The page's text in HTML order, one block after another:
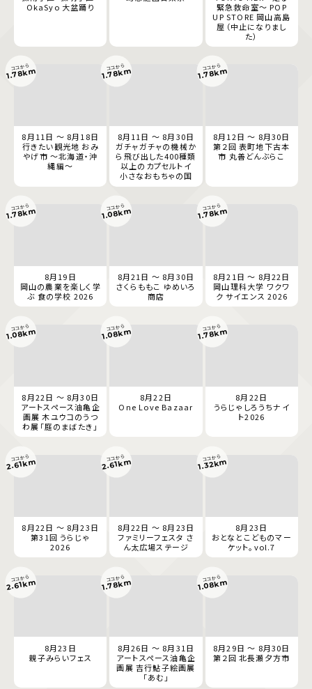
OkaSyo 大盆踊り
緊急救命室～ POP
UP STORE 岡山高島
屋（中止になりまし
た）
8月11日 ～ 8月18日
行きたい観光地 おみ
やげ市 ～北海道・沖
縄編～
ココから
1.78km
8月11日 ～ 8月30日
ガチャガチャの機械か
ら飛び出した400種類
以上のカプセルトイ
小さなおもちゃの国
ココから
1.78km
8月12日 ～ 8月30日
第２回 表町地下古本
市 丸善どんぶらこ
ココから
1.78km
8月19日
岡山の農業を楽しく学
ぶ 食の学校 2026
ココから
1.78km
8月21日 ～ 8月30日
さくらももこ ゆめいろ
商店
ココから
1.08km
8月21日 ～ 8月22日
岡山理科大学 ワクワ
ク サイエンス 2026
ココから
1.78km
8月22日 ～ 8月30日
アートスペース油亀企
画展 木ユウコのうつ
わ展「庭のまばたき」
ココから
1.08km
8月22日
One Love Bazaar
ココから
1.08km
8月22日
うらじゃしろうちナイ
ト2026
ココから
1.78km
8月22日 ～ 8月23日
第31回 うらじゃ
2026
ココから
2.61km
8月22日 ～ 8月23日
ファミリーフェスタ さ
ん太広場ステージ
ココから
2.61km
8月23日
おとなとこどものマー
ケット。vol.7
ココから
1.32km
8月23日
親子みらいフェス
ココから
2.61km
8月26日 ～ 8月31日
アートスペース油亀企
画展 吉行鮎子絵画展
「あむ」
ココから
1.78km
8月29日 ～ 8月30日
第２回 北長瀬夕方市
ココから
1.08km